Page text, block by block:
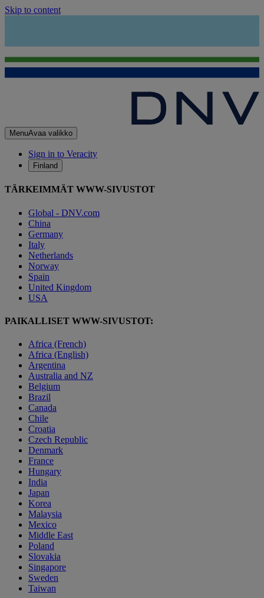
Skip to content
MenuAvaa valikko
Sign in to Veracity
Finland
TÄRKEIMMÄT WWW-SIVUSTOT
Global - DNV.com
China
Germany
Italy
Netherlands
Norway
Spain
United Kingdom
USA
PAIKALLISET WWW-SIVUSTOT:
Africa (French)
Africa (English)
Argentina
Australia and NZ
Belgium
Brazil
Canada
Chile
Croatia
Czech Republic
Denmark
France
Hungary
India
Japan
Korea
Malaysia
Mexico
Middle East
Poland
Slovakia
Singapore
Sweden
Taiwan